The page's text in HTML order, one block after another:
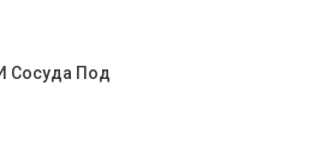
Сосуда Под